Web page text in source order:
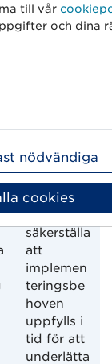
Samarbet
ar med
partners
för att
säkerställa
att
implemen
teringsbe
hoven
uppfylls i
tid för att
underlätta
till vår
och dina
nödvändiga
cookies